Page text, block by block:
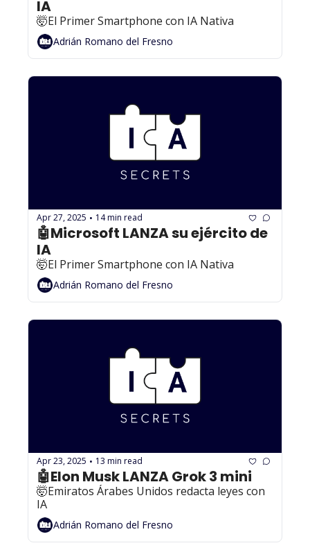
🤯El Primer Smartphone con IA Nativa
Adrián Romano del Fresno
Apr 27, 2025 • 14 min read
🤖Microsoft LANZA su ejército de
IA
🤯El Primer Smartphone con IA Nativa
Adrián Romano del Fresno
Apr 23, 2025 • 13 min read
🤖Elon Musk LANZA Grok 3 mini
🤯Emiratos Árabes Unidos redacta leyes con
IA
Adrián Romano del Fresno